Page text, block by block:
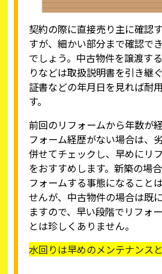
契約の際に直接売り主に確認
すが、細かい部分まで確認で
でしょう。中古物件を譲渡す
りなどは取扱説明書を引き継
証書などの年月日を見れば耐
す。
前回のリフォームから年数が
フォーム経歴がない場合は、
併せてチェックし、早めにリ
をおすすめします。新築の場
フォームする事態になること
せんが、中古物件の場合は既
ますので、早い段階でリフォ
とは珍しくありません。
水回りは早めのメンテナンス